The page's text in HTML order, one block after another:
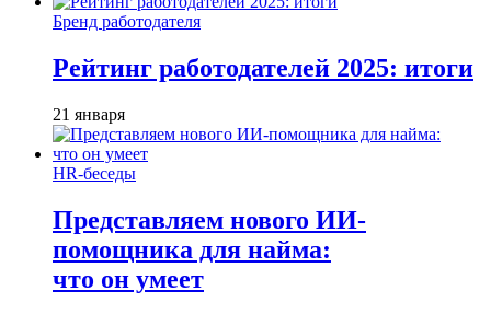
Бренд работодателя
Рейтинг работодателей 2025: итоги
21 января
HR-беседы
Представляем нового ИИ-
помощника для найма:
что он умеет